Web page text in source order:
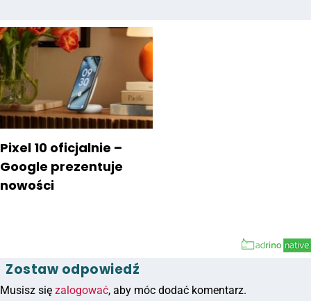
Pixel 10 oficjalnie –
Google prezentuje
nowości
Zostaw odpowiedź
Musisz się zalogować, aby móc dodać komentarz.